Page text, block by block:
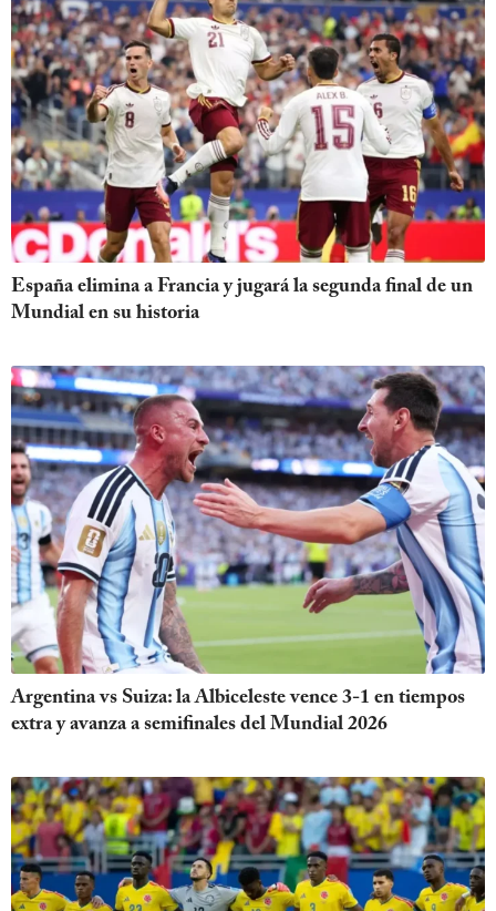
España elimina a Francia y jugará la segunda final de un
Mundial en su historia
Argentina vs Suiza: la Albiceleste vence 3-1 en tiempos
extra y avanza a semifinales del Mundial 2026